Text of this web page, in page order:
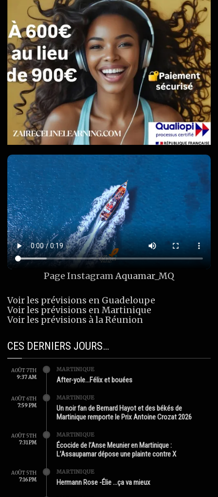
Page InstagramAquamar_MQ
Voir les prévisions en Guadeloupe
Voir les prévisions en Martinique
Voir les prévisions à la Réunion
CES DERNIERS JOURS…
AOÛT 7TH
9:37 AM
MARTINIQUE
After-yole…Félix et bouées
AOÛT 6TH
7:59 PM
MARTINIQUE
Un noir fan de Bernard Hayot et des békés de
Martinique remporte le Prix Antoine Crozat 2026
AOÛT 5TH
7:31 PM
MARTINIQUE
Écocide de l’Anse Meunier en Martinique :
L’Assaupamar dépose une plainte contre X
AOÛT 5TH
7:16 PM
MARTINIQUE
Hermann Rose -Élie …ça va mieux